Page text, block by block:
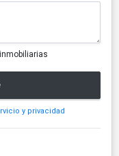
y privacidad